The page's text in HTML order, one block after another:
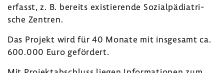
erfasst, z. B. bereits exis­tie­rende Sozi­al­päd­ia­tri­
sche Zentren.
Das Projekt wird für 40 Monate mit insge­samt ca.
600.000 Euro geför­dert.